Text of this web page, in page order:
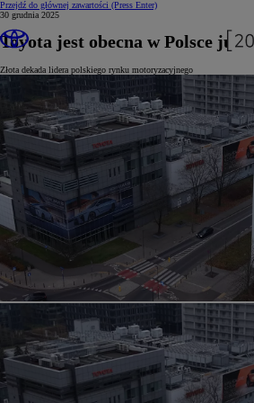
Przejdź do głównej zawartości (Press Enter)
30 grudnia 2025
Toyota jest obecna w Polsce już
Złota dekada lidera polskiego rynku motoryzacyjnego